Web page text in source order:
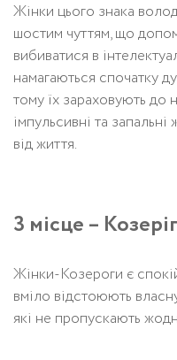
Жінки цього знака
шостим чуттям, що
вибиватися в
намагаються спочатку
тому їх зараховують до
імпульсивні та
від життя.
3 місце – Козеріг
Жінки-Козероги є
вміло відстоюють
які не пропускають